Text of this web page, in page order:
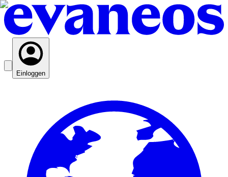
Einloggen